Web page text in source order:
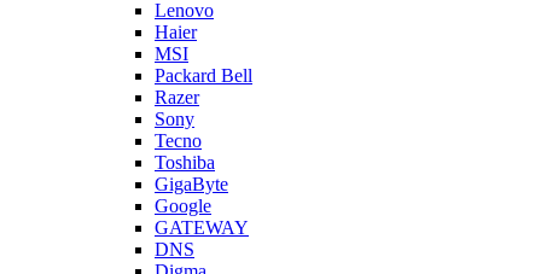
Lenovo
Haier
MSI
Packard Bell
Razer
Sony
Tecno
Toshiba
GigaByte
Google
GATEWAY
DNS